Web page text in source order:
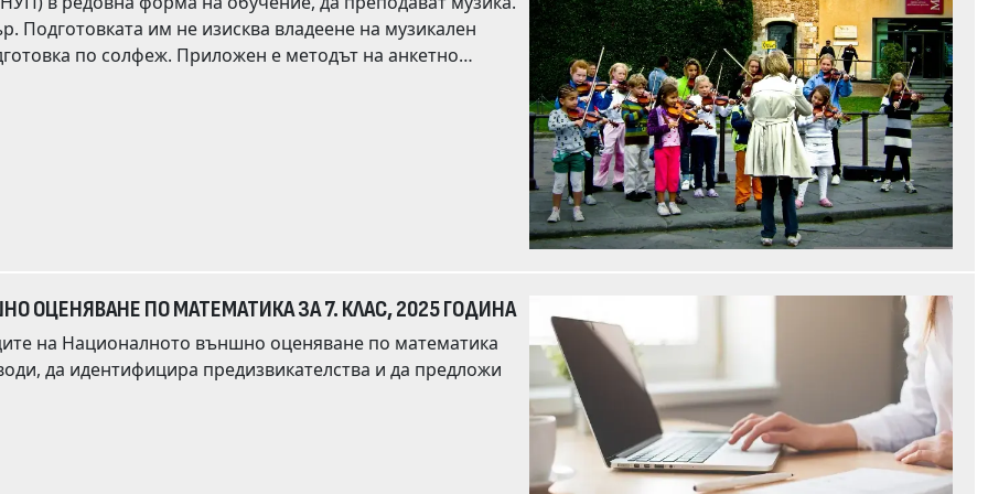
е методът на анкетно
ОЦЕНЯВАНЕ ПО МАТЕМАТИКА ЗА 7. КЛАС, 2025 ГОДИНА
на Националното външно оценяване по математика